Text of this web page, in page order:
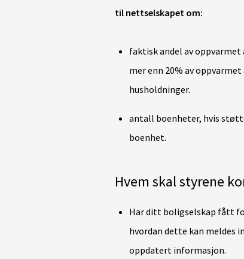
til nettselskapet om:
faktisk andel av oppvarmet
mer enn 20% av
husholdninger.
antall boenheter, hvis
boenhet.
Hvem skal styrene
Har ditt boligselskap fått
hvordan dette kan meldes
oppdatert informasjon.